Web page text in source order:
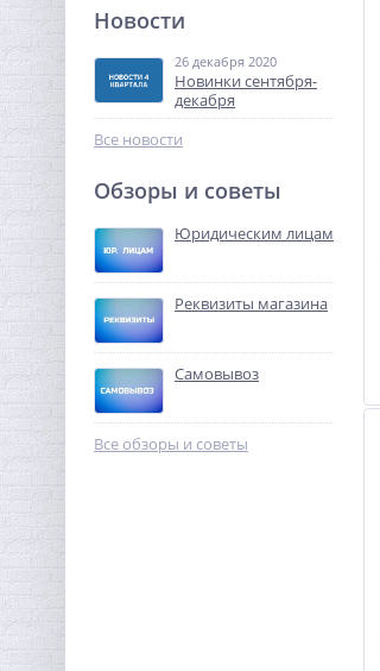
Кран шаровый с
электроприводом Neptun
Profi 220В 1"
9 479,04
Ниппель редукция 1"1/2 x
1"1/4 (НР) латунь UNI-FITT
Новости
26 декабря 2020
Новинки сентября-
декабря
Все новости
Обзоры и советы
Юридическим лицам
Реквизиты магазина
Самовывоз
Все обзоры и советы